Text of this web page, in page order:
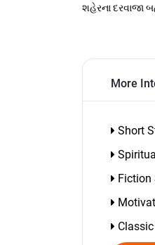
શહેરના દરવાજા
More
Short
Fiction